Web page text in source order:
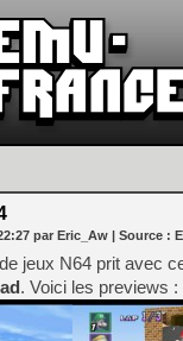
par Eric_Aw | Source :
jeux N64 prit avec
. Voici les previews :